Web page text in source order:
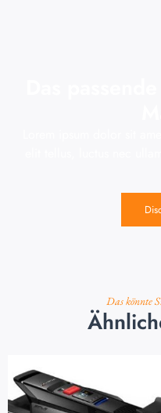
Das könnte